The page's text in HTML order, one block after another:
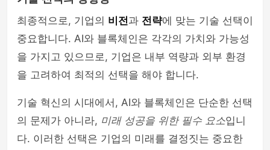
최종적으로, 기업의 비전과 전략에 맞는 기술 선택이
중요합니다. AI와 블록체인은 각각의 가치와 가능성
을 가지고 있으므로, 기업은 내부 역량과 외부 환경
을 고려하여 최적의 선택을 해야 합니다.
기술 혁신의 시대에서, AI와 블록체인은 단순한 선택
의 문제가 아니라, 미래 성공을 위한 필수 요소입니
다. 이러한 선택은 기업의 미래를 결정짓는 중요한